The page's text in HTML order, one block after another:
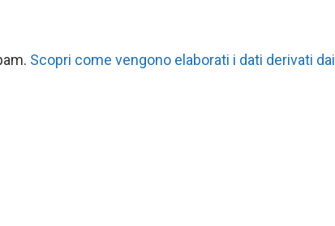
Scopri come vengono elaborati i dati derivati dai